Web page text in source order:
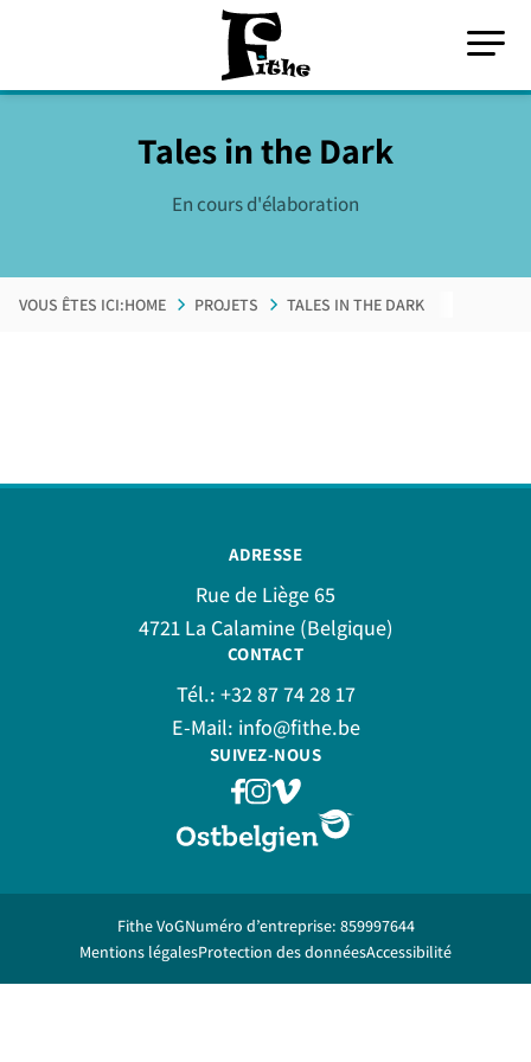
Tales in the Dark
En cours d'élaboration
VOUS ÊTES ICI:HOME PROJETS TALES IN THE DARK
ADRESSE
Rue de Liège 65
4721 La Calamine (Belgique)
CONTACT
Tél.: +32 87 74 28 17
E-Mail: info@fithe.be
SUIVEZ-NOUS
Fithe VoGNuméro d’entreprise: 859997644
Mentions légalesProtection des donnéesAccessibilité